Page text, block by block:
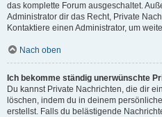
das komplette Forum ausgeschaltet.
Administrator dir das Recht, Private
Kontaktiere einen Administrator, um
Nach oben
Ich bekomme ständig unerwünschte
Du kannst Private Nachrichten, die dir
löschen, indem du in deinem
erstellst. Falls du belästigende